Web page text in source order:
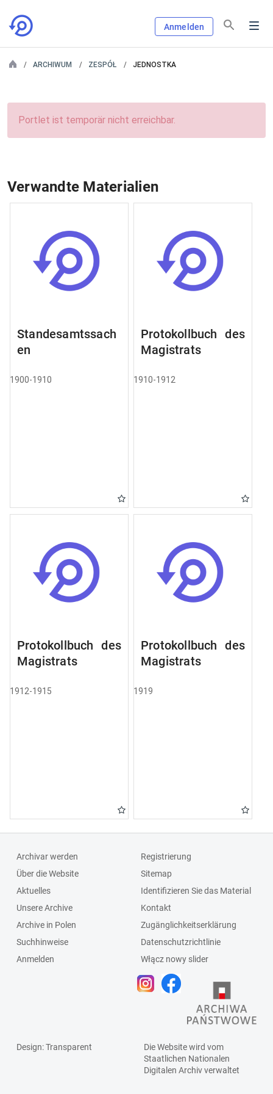
Anmelden
ARCHIWUM ZESPÓŁ JEDNOSTKA
Portlet ist temporär nicht erreichbar.
Verwandte Materialien
Standesamtssach
en
1900-1910
Protokollbuch des
Magistrats
1910-1912
Protokollbuch des
Magistrats
1912-1915
Protokollbuch des
Magistrats
1919
Archivar werden
Über die Website
Aktuelles
Unsere Archive
Archive in Polen
Suchhinweise
Anmelden
Registrierung
Sitemap
Identifizieren Sie das Material
Kontakt
Zugänglichkeitserklärung
Datenschutzrichtlinie
Włącz nowy slider
Design: Transparent
Die Website wird vom
Staatlichen Nationalen
Digitalen Archivverwaltet